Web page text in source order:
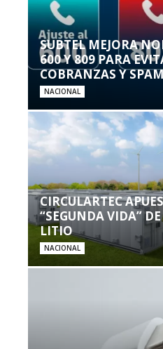
SUBTEL MEJORA
600 Y 809 PARA
COBRANZAS Y
NACIONAL
CIRCULARTEC
“SEGUNDA VIDA”
LITIO
NACIONAL